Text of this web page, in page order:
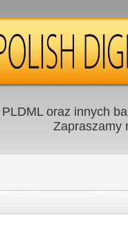
PLDML oraz innych
Zapraszamy